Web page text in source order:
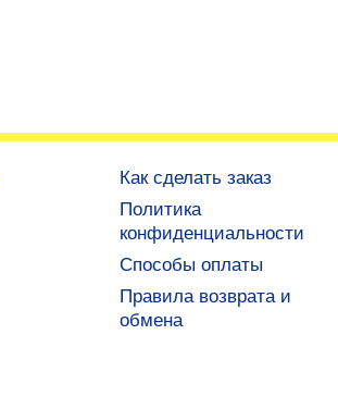
Как сделать заказ
Политика
конфиденциальности
Способы оплаты
Правила возврата и
обмена